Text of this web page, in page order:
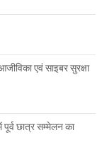
एवं साइबर सुरक्षा
पूर्व छात्र सम्मेलन का